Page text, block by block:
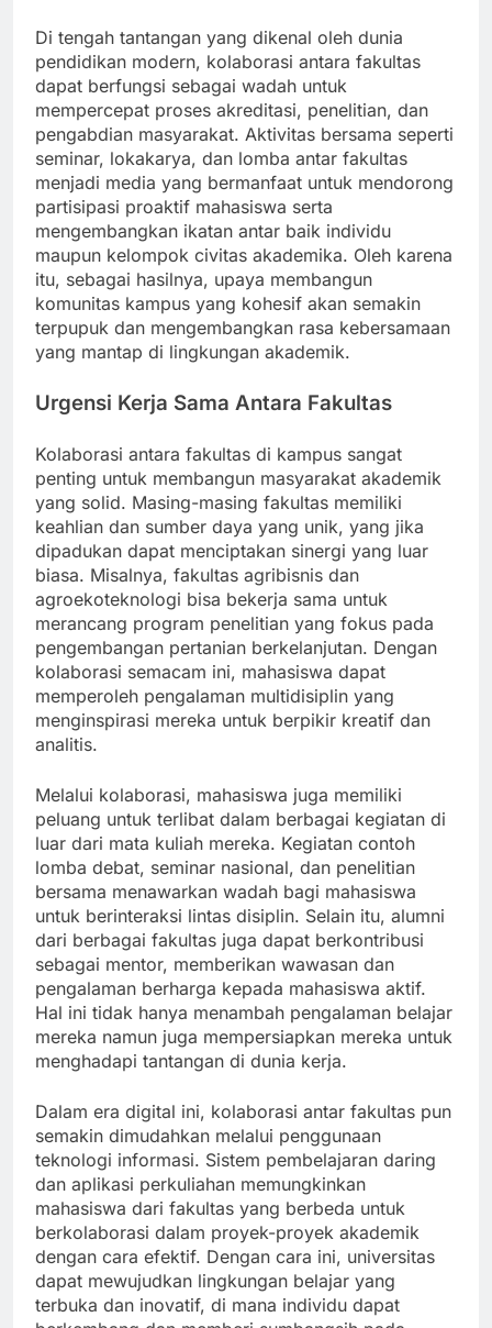
Di tengah tantangan yang dikenal oleh dunia
pendidikan modern, kolaborasi antara fakultas
dapat berfungsi sebagai wadah untuk
mempercepat proses akreditasi, penelitian, dan
pengabdian masyarakat. Aktivitas bersama seperti
seminar, lokakarya, dan lomba antar fakultas
menjadi media yang bermanfaat untuk mendorong
partisipasi proaktif mahasiswa serta
mengembangkan ikatan antar baik individu
maupun kelompok civitas akademika. Oleh karena
itu, sebagai hasilnya, upaya membangun
komunitas kampus yang kohesif akan semakin
terpupuk dan mengembangkan rasa kebersamaan
yang mantap di lingkungan akademik.
Urgensi Kerja Sama Antara Fakultas
Kolaborasi antara fakultas di kampus sangat
penting untuk membangun masyarakat akademik
yang solid. Masing-masing fakultas memiliki
keahlian dan sumber daya yang unik, yang jika
dipadukan dapat menciptakan sinergi yang luar
biasa. Misalnya, fakultas agribisnis dan
agroekoteknologi bisa bekerja sama untuk
merancang program penelitian yang fokus pada
pengembangan pertanian berkelanjutan. Dengan
kolaborasi semacam ini, mahasiswa dapat
memperoleh pengalaman multidisiplin yang
menginspirasi mereka untuk berpikir kreatif dan
analitis.
Melalui kolaborasi, mahasiswa juga memiliki
peluang untuk terlibat dalam berbagai kegiatan di
luar dari mata kuliah mereka. Kegiatan contoh
lomba debat, seminar nasional, dan penelitian
bersama menawarkan wadah bagi mahasiswa
untuk berinteraksi lintas disiplin. Selain itu, alumni
dari berbagai fakultas juga dapat berkontribusi
sebagai mentor, memberikan wawasan dan
pengalaman berharga kepada mahasiswa aktif.
Hal ini tidak hanya menambah pengalaman belajar
mereka namun juga mempersiapkan mereka untuk
menghadapi tantangan di dunia kerja.
Dalam era digital ini, kolaborasi antar fakultas pun
semakin dimudahkan melalui penggunaan
teknologi informasi. Sistem pembelajaran daring
dan aplikasi perkuliahan memungkinkan
mahasiswa dari fakultas yang berbeda untuk
berkolaborasi dalam proyek-proyek akademik
dengan cara efektif. Dengan cara ini, universitas
dapat mewujudkan lingkungan belajar yang
terbuka dan inovatif, di mana individu dapat